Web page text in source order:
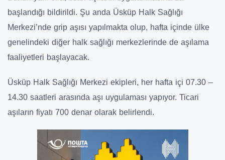
başlandığı bildirildi. Şu anda Üsküp Halk Sağlığı
Merkezi’nde grip aşısı yapılmakta olup, hafta içinde ülke
genelindeki diğer halk sağlığı merkezlerinde de aşılama
faaliyetleri başlayacak.
Üsküp Halk Sağlığı Merkezi ekipleri, her hafta içi 07.30 –
14.30 saatleri arasında aşı uygulaması yapıyor. Ticari
aşıların fiyatı 700 denar olarak belirlendi.